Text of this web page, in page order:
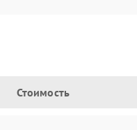
Стоимость